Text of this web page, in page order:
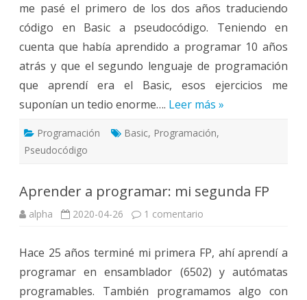
me pasé el primero de los dos años traduciendo
código en Basic a pseudocódigo. Teniendo en
cuenta que había aprendido a programar 10 años
atrás y que el segundo lenguaje de programación
que aprendí era el Basic, esos ejercicios me
suponían un tedio enorme…. Leer más »
Programación Basic, Programación,
Pseudocódigo
Aprender a programar: mi segunda FP
alpha 2020-04-26 1 comentario
mi
segunda
FP
Hace 25 años terminé mi primera FP, ahí aprendí a
programar en ensamblador (6502) y autómatas
programables. También programamos algo con